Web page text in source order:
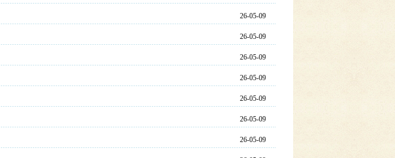
26-05-09
26-05-09
26-05-09
26-05-09
26-05-09
26-05-09
26-05-09